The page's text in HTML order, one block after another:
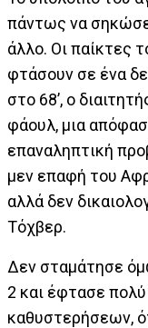
πάντως να
άλλο. Οι παίκτες
φτάσουν σε ένα
στο 68’, ο
φάουλ, μια
επαναληπτική
μεν επαφή του
αλλά δεν
Τόχβερ.
Δεν σταμάτησε
2 και έφτασε
καθυστερήσεων,